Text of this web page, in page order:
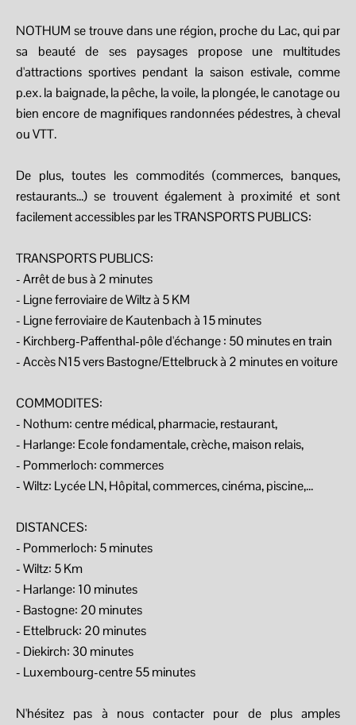
NOTHUM se trouve dans une région, proche du Lac, qui par
sa beauté de ses paysages propose une multitudes
d'attractions sportives pendant la saison estivale, comme
p.ex. la baignade, la pêche, la voile, la plongée, le canotage ou
bien encore de magnifiques randonnées pédestres, à cheval
ou VTT.
De plus, toutes les commodités (commerces, banques,
restaurants...) se trouvent également à proximité et sont
facilement accessibles par les TRANSPORTS PUBLICS:
TRANSPORTS PUBLICS:
- Arrêt de bus à 2 minutes
- Ligne ferroviaire de Wiltz à 5 KM
- Ligne ferroviaire de Kautenbach à 15 minutes
- Kirchberg-Paffenthal-pôle d'échange : 50 minutes en train
- Accès N15 vers Bastogne/Ettelbruck à 2 minutes en voiture
COMMODITES:
- Nothum: centre médical, pharmacie, restaurant,
- Harlange: Ecole fondamentale, crèche, maison relais,
- Pommerloch: commerces
- Wiltz: Lycée LN, Hôpital, commerces, cinéma, piscine,...
DISTANCES:
- Pommerloch: 5 minutes
- Wiltz: 5 Km
- Harlange: 10 minutes
- Bastogne: 20 minutes
- Ettelbruck: 20 minutes
- Diekirch: 30 minutes
- Luxembourg-centre 55 minutes
N'hésitez pas à nous contacter pour de plus amples